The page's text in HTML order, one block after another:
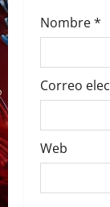
s
Nombre*
Correo
Web